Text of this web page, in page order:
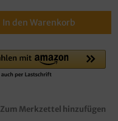
In den Warenkorb
Zum Merkzettel hinzufügen